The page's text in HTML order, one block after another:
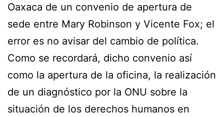
Oaxaca de un convenio de apertura de
sede entre Mary Robinson y Vicente Fox; el
error es no avisar del cambio de política.
Como se recordará, dicho convenio así
como la apertura de la oficina, la realización
de un diagnóstico por la ONU sobre la
situación de los derechos humanos en